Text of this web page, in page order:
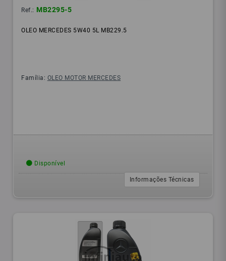
Ref.: MB2295-5
OLEO MERCEDES 5W40 5L MB229.5
Família: OLEO MOTOR MERCEDES
Disponível
Informações Técnicas